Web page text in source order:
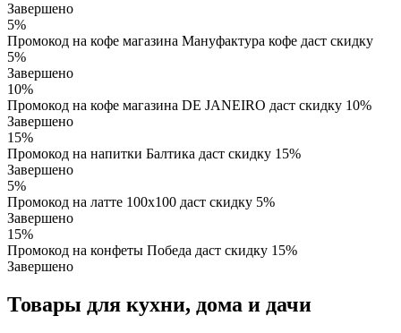
Завершено
5%
Промокод на кофе магазина Мaнуфактура кофе даст скидку
5%
Завершено
10%
Промокод на кофе магазина DE JANEIRO даст скидку 10%
Завершено
15%
Промокод на напитки Балтика даст скидку 15%
Завершено
5%
Промокод на латте 100х100 даст скидку 5%
Завершено
15%
Промокод на конфеты Победа даст скидку 15%
Завершено
Товары для кухни, дома и дачи